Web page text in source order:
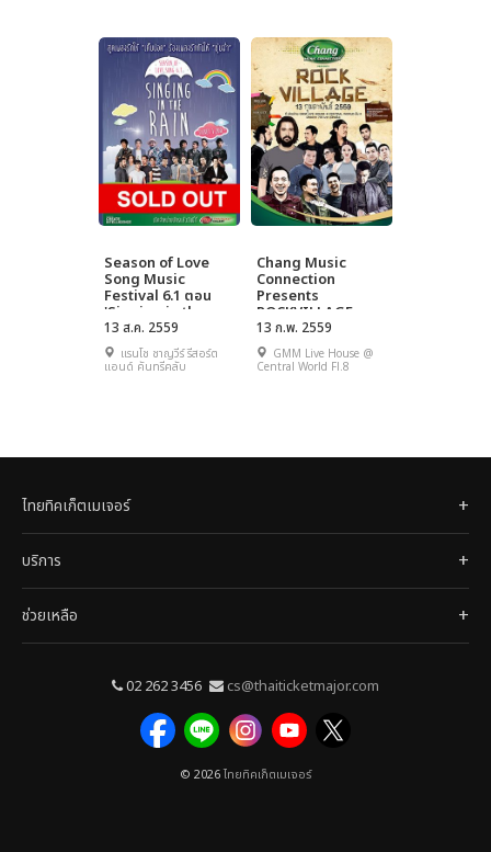
Season of Love
Song Music
Festival 6.1 ตอน
'Singing in the
rain'
13 ส.ค. 2559
แรนโช ชาญวีร์ รีสอร์ต
แอนด์ คันทรีคลับ
Chang Music
Connection
Presents
ROCKVILLAGE
13 ก.พ. 2559
GMM Live House @
Central World Fl.8
ไทยทิคเก็ตเมเจอร์
บริการ
ช่วยเหลือ
02 262 3456 cs@thaiticketmajor.com
© 2026ไทยทิคเก็ตเมเจอร์